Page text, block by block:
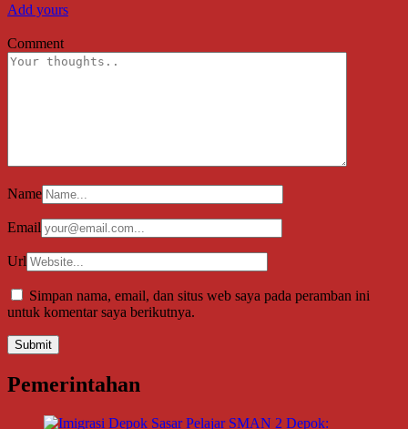
Add yours
Comment
Name
Email
Url
Simpan nama, email, dan situs web saya pada peramban ini
untuk komentar saya berikutnya.
Pemerintahan